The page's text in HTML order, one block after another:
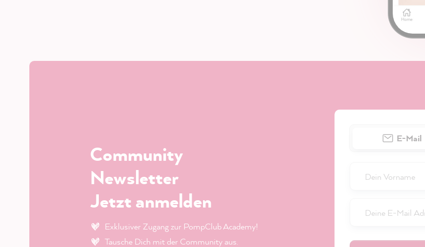
Community
Newsletter
Jetzt anmelden
Exklusiver Zugang zur PompClub Academy!
Tausche Dich mit der Community aus.
E-Mail